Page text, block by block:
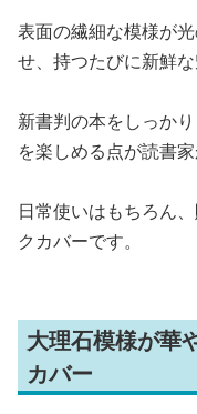
表面の繊細な模様が
せ、持つたびに新鮮な
新書判の本をしっか
を楽しめる点が読書
日常使いはもちろん
クカバーです。
大理石模様が華
カバー